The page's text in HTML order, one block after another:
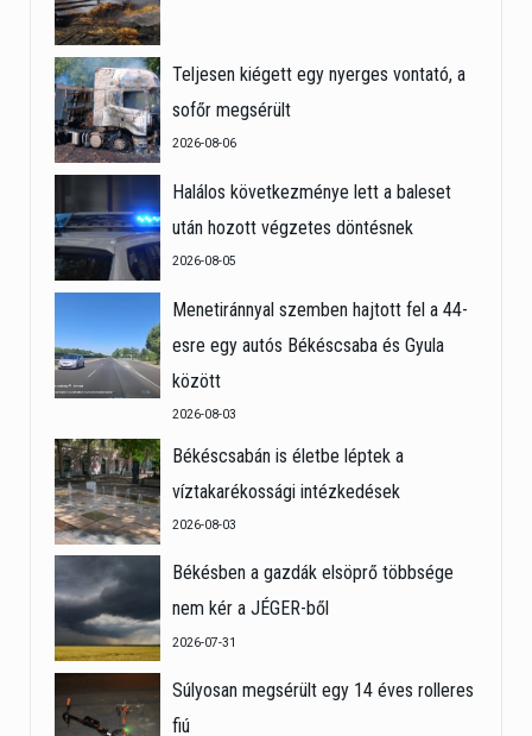
Teljesen kiégett egy nyerges vontató, a
sofőr megsérült
2026-08-06
Halálos következménye lett a baleset
után hozott végzetes döntésnek
2026-08-05
Menetiránnyal szemben hajtott fel a 44-
esre egy autós Békéscsaba és Gyula
között
2026-08-03
Békéscsabán is életbe léptek a
víztakarékossági intézkedések
2026-08-03
Békésben a gazdák elsöprő többsége
nem kér a JÉGER-ből
2026-07-31
Súlyosan megsérült egy 14 éves rolleres
fiú